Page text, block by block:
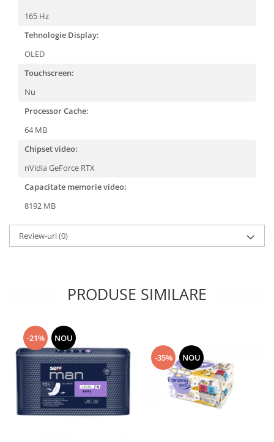
165 Hz
Tehnologie Display:
OLED
Touchscreen:
Nu
Processor Cache:
64 MB
Chipset video:
nVidia GeForce RTX
Capacitate memorie video:
8192 MB
Review-uri(0)
PRODUSE SIMILARE
-21% NOU
-35% NOU